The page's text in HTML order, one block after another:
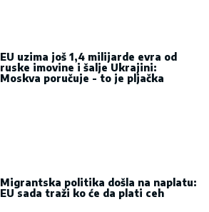
EU uzima još 1,4 milijarde evra od
ruske imovine i šalje Ukrajini:
Moskva poručuje - to je pljačka
Migrantska politika došla na naplatu:
EU sada traži ko će da plati ceh